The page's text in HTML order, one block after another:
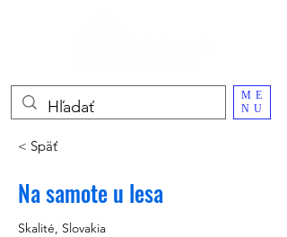
ME
NU
< Späť
Na samote u lesa
Skalité, Slovakia